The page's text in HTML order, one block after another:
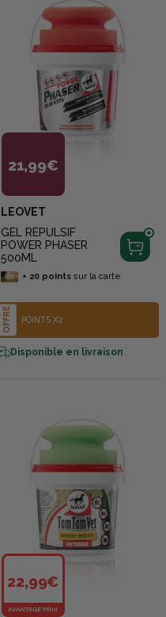
21,99€
LEOVET
GEL REPULSIF
POWER PHASER
500ML
+ 20pointssur la carte
OFFRE POINTS X2
Disponible en livraison
22,99€
AVANTAGE PRIX